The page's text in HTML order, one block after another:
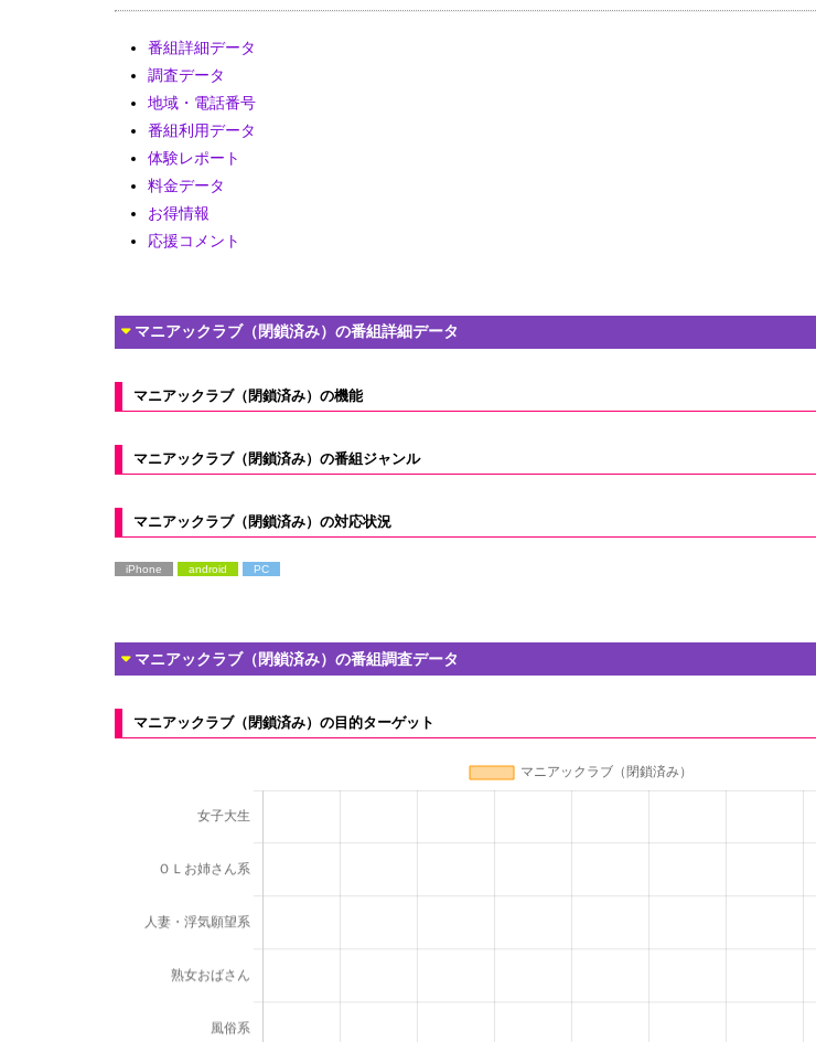
番組詳細データ
調査データ
地域・電話番号
番組利用データ
体験レポート
料金データ
お得情報
応援コメント
マニアックラブ（閉鎖済み）の番組詳細データ
マニアックラブ（閉鎖済み）の機能
マニアックラブ（閉鎖済み）の番組ジャンル
マニアックラブ（閉鎖済み）の対応状況
iPhone android PC
マニアックラブ（閉鎖済み）の番組調査データ
マニアックラブ（閉鎖済み）の目的ターゲット